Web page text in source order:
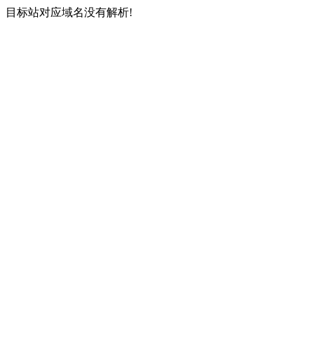
目标站对应域名没有解析!